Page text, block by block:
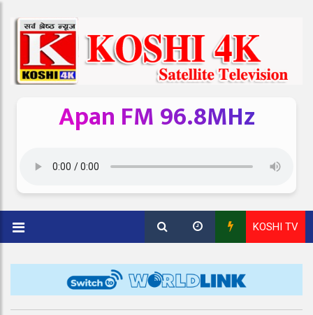
Apan FM 96.8MHz
KOSHI TV